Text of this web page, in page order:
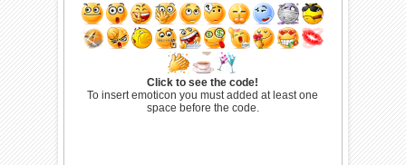
Click to see the code!
To insert emoticon you must added at least one
space before the code.